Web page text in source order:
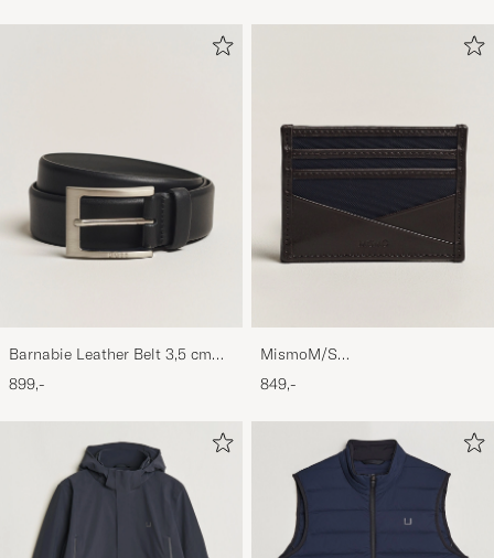
Barnabie Leather Belt 3,5 cm
Black
899,-
MismoM/S
CardholderNavy/Dark Brown
849,-